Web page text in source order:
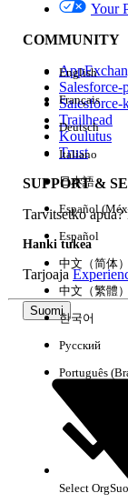
Edition
Kokemus
Your
COMMUNITY
Salesforce-
Salesforce-
Trailhead
Koulutus
Trust
SUPPORT &
Tarvitsetko apua?
Hanki tukea
Tarjoaja
Suomi
English
Français
Deutsch
Italiano
日本語
Español
Español
中文（简体）
中文（繁體）
한국어
Русский
Português
Select Org